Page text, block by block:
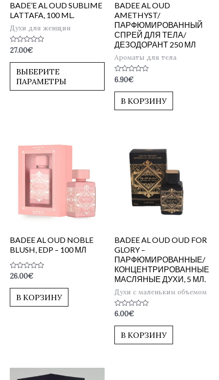
BADE’E AL OUD SUBLIME
LATTAFA, 100 ML.
Духи для женщин
Оценка
0
из
27.00€
ВЫБЕРИТЕ
ПАРАМЕТРЫ
BADEE AL OUD
AMETHYST/
ПАРФЮМИРОВАННЫЙ
СПРЕЙ ДЛЯ ТЕЛА/
ДЕЗОДОРАНТ 250 МЛ
Ароматы для тела
Оценка
0
из
6.90€
В КОРЗИНУ
BADEE AL OUD NOBLE
BLUSH, EDP – 100 МЛ
Оценка
из
26.00€
В КОРЗИНУ
BADEE AL OUD OUD FOR
GLORY –
ПАРФЮМИРОВАННЫЕ/
КОНЦЕНТРИРОВАННЫЕ
МАСЛЯНЫЕ ДУХИ, 5 МЛ.
Духи с маленьким объемом
Оценка
из
6.00€
В КОРЗИНУ